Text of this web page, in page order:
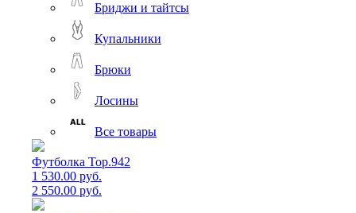
Бриджи и тайтсы
Купальники
Брюки
Лосины
Все товары
Футболка Top.942
1 530.00 руб.
2 550.00 руб.